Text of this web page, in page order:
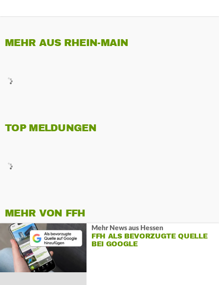
MEHR AUS RHEIN-MAIN
TOP MELDUNGEN
MEHR VON FFH
Mehr News aus Hessen
FFH ALS BEVORZUGTE QUELLE
BEI GOOGLE